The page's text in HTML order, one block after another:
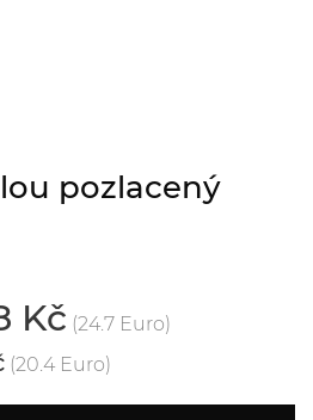
pozlacený
Kč (24.7 Euro)
(20.4 Euro)